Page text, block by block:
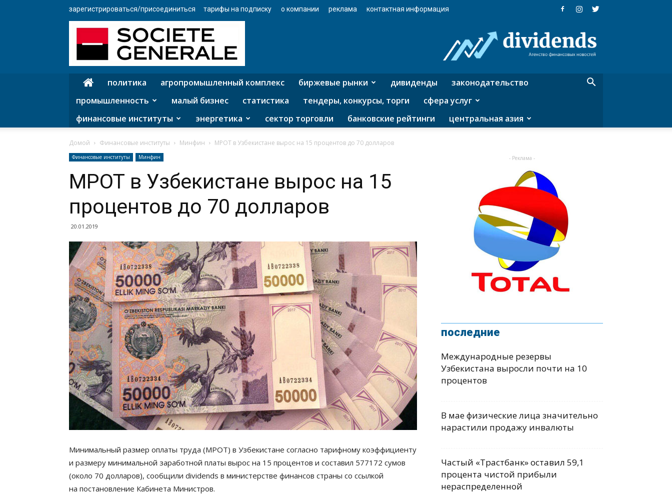
зарегистрироваться/присоединиться тарифы на подписку о компании реклама контактная информация
агентство
финансовых
политика агропромышленный комплекс биржевые рынки дивиденды
законодательство
промышленность
малый бизнес статистика тендеры, конкурсы, торги
сфера услуг
финансовые институты
энергетика сектор торговли банковские рейтинги центральная азия
Домой Финансовые институты Минфин МРОТ в Узбекистане вырос на 15 процентов до 70 долларов
Финансовые институты Минфин
МРОТ в Узбекистане вырос на 15
процентов до 70 долларов
20.01.2019
Минимальный размер оплаты труда (МРОТ) в Узбекистане согласно тарифному коэффициенту
и размеру минимальной заработной платы вырос на 15 процентов и составил 577172 сумов
(около 70 долларов), сообщили dividends в министерстве финансов страны со ссылкой
на постановление Кабинета Министров.
- Реклама -
последние
Международные резервы
Узбекистана выросли почти на 10
процентов
В мае физические лица значительно
нарастили продажу инвалюты
Частый «Трастбанк» оставил 59,1
процента чистой прибыли
нераспределенной